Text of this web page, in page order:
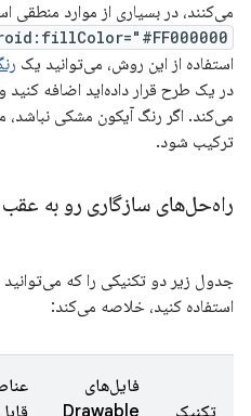
می‌کنند، در بسیاری از موارد منطقی
استفاده از این روش، می‌توانید یک
در یک طرح قرار داده‌اید اضافه کنید
می‌کند. اگر رنگ آیکون مشکی
ترکیب شود.
راه‌حل‌های سازگاری رو به عقب
جدول زیر دو تکنیکی را که
استفاده کنید، خلاصه می‌کند:
تکنیک
فایل‌های
Drawable